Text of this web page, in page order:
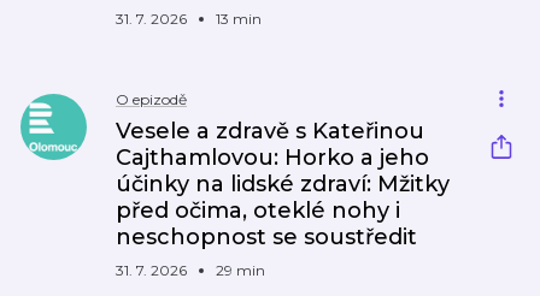
31. 7. 2026 13 min
O epizodě
Vesele a zdravě s Kateřinou
Cajthamlovou: Horko a jeho
účinky na lidské zdraví: Mžitky
před očima, oteklé nohy i
neschopnost se soustředit
31. 7. 2026 29 min